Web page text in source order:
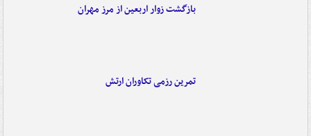
بازگشت زوار اربعین از مرز مهران
تمرین رزمی تکاوران ارتش